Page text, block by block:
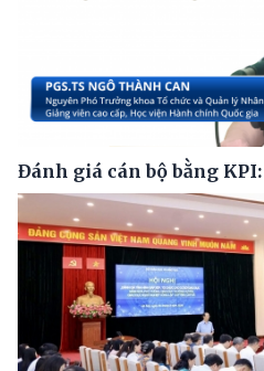
Đánh giá cán bộ bằng